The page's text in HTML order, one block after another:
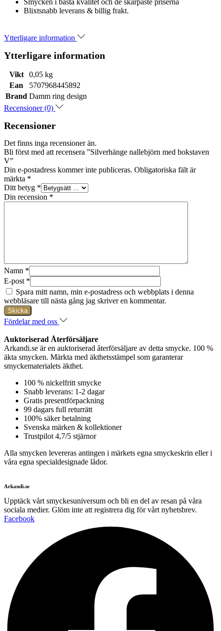
Smycken i bästa kvalitet och de skarpaste priserna
Blixtsnabb leverans & billig frakt.
Ytterligare information
Ytterligare information
Vikt
0,05 kg
Ean
5707968445892
Brand Damm ring design
Recensioner (0)
Recensioner
Det finns inga recensioner än.
Bli först med att recensera ”Silverhänge nallebjörn med bokstaven
V”
Din e-postadress kommer inte publiceras. Obligatoriska fält är
märkta *
Ditt betyg *
Din recension *
Namn *
E-post *
Spara mitt namn, min e-postadress och webbplats i denna
webbläsare till nästa gång jag skriver en kommentar.
Fördelar med oss
Auktoriserad Återförsäljare
Arkandi.se är en auktoriserad återförsäljare av detta smycke. 100 %
äkta smycken. Märkta med äkthetsstämpel som garanterar
smyckematerialets äkthet.
100 % nickelfritt smycke
Snabb leverans: 1-2 dagar
Gratis presentförpackning
99 dagars full returrätt
100% säker betalning
Svenska märken & kollektioner
Trustpilot 4,7/5 stjärnor
Alla smycken levereras antingen i märkets egna smyckeskrin eller i
våra egna specialdesignade lådor.
Arkandi.se
Upptäck vårt smyckesuniversum och bli en del av resan på våra
sociala medier. Glöm inte att registrera dig för vårt nyhetsbrev.
Facebook